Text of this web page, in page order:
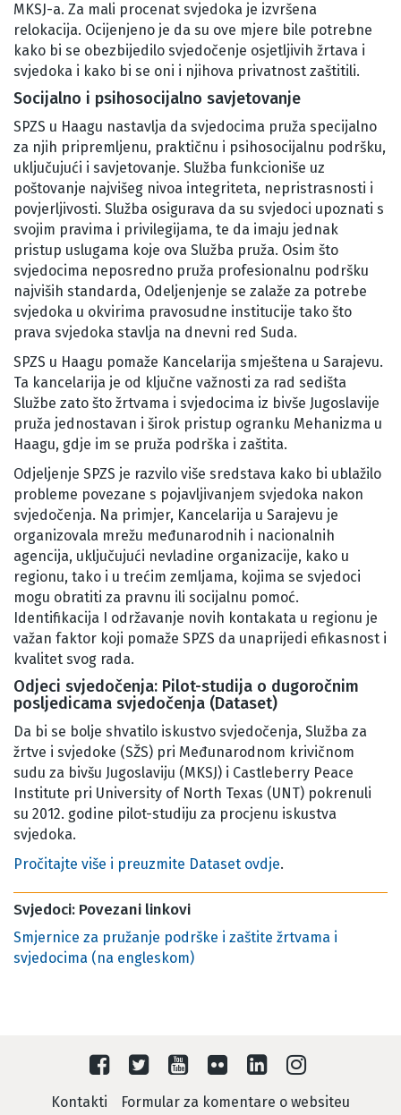
MKSJ-a. Za mali procenat svjedoka je izvršena
relokacija. Ocijenjeno je da su ove mjere bile potrebne
kako bi se obezbijedilo svjedočenje osjetljivih žrtava i
svjedoka i kako bi se oni i njihova privatnost zaštitili.
Socijalno i psihosocijalno savjetovanje
SPZS u Haagu nastavlja da svjedocima pruža specijalno
za njih pripremljenu, praktičnu i psihosocijalnu podršku,
uključujući i savjetovanje. Služba funkcioniše uz
poštovanje najvišeg nivoa integriteta, nepristrasnosti i
povjerljivosti. Služba osigurava da su svjedoci upoznati s
svojim pravima i privilegijama, te da imaju jednak
pristup uslugama koje ova Služba pruža. Osim što
svjedocima neposredno pruža profesionalnu podršku
najviših standarda, Odeljenjenje se zalaže za potrebe
svjedoka u okvirima pravosudne institucije tako što
prava svjedoka stavlja na dnevni red Suda.
SPZS u Haagu pomaže Kancelarija smještena u Sarajevu.
Ta kancelarija je od ključne važnosti za rad sedišta
Službe zato što žrtvama i svjedocima iz bivše Jugoslavije
pruža jednostavan i širok pristup ogranku Mehanizma u
Haagu, gdje im se pruža podrška i zaštita.
Odjeljenje SPZS je razvilo više sredstava kako bi ublažilo
probleme povezane s pojavljivanjem svjedoka nakon
svjedočenja. Na primjer, Kancelarija u Sarajevu je
organizovala mrežu međunarodnih i nacionalnih
agencija, uključujući nevladine organizacije, kako u
regionu, tako i u trećim zemljama, kojima se svjedoci
mogu obratiti za pravnu ili socijalnu pomoć.
Identifikacija I održavanje novih kontakata u regionu je
važan faktor koji pomaže SPZS da unaprijedi efikasnost i
kvalitet svog rada.
Odjeci svjedočenja: Pilot-studija o dugoročnim
posljedicama svjedočenja (Dataset)
Da bi se bolje shvatilo iskustvo svjedočenja, Služba za
žrtve i svjedoke (SŽS) pri Međunarodnom krivičnom
sudu za bivšu Jugoslaviju (MKSJ) i Castleberry Peace
Institute pri University of North Texas (UNT) pokrenuli
su 2012. godine pilot-studiju za procjenu iskustva
svjedoka.
Pročitajte više i preuzmite Dataset ovdje.
Svjedoci: Povezani linkovi
Smjernice za pružanje podrške i zaštite žrtvama i
svjedocima (na engleskom)
Kontakti Formular za komentare o websiteu